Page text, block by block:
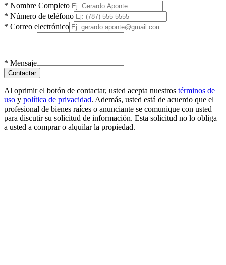
* Nombre Completo
* Número de teléfono
* Correo electrónico
* Mensaje
Contactar
Al oprimir el botón de contactar, usted acepta nuestros términos de
uso y política de privacidad. Además, usted está de acuerdo que el
profesional de bienes raíces o anunciante se comunique con usted
para discutir su solicitud de información. Esta solicitud no lo obliga
a usted a comprar o alquilar la propiedad.